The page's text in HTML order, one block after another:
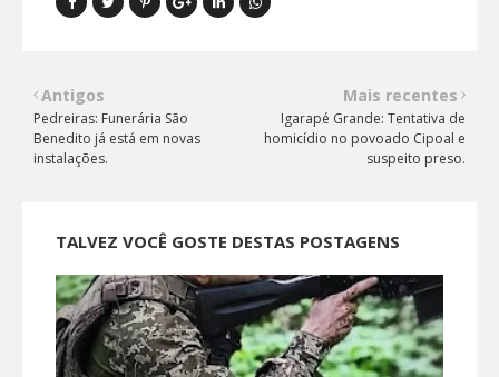
Mais recentes
Igarapé Grande: Tentativa de
homicídio no povoado Cipoal e
suspeito preso.
Antigos
Pedreiras: Funerária São
Benedito já está em novas
instalações.
TALVEZ VOCÊ GOSTE DESTAS POSTAGENS